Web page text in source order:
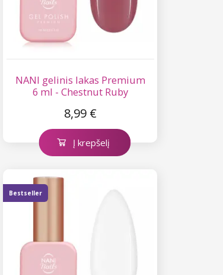
NANI gelinis lakas Premium
6 ml - Chestnut Ruby
8,99 €
Į krepšelį
Bestseller